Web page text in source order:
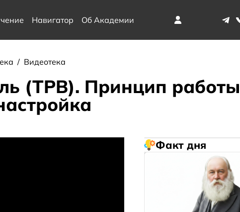
Навигатор Об Академии
/ Видеотека
(ТРВ). Принцип
Факт дня